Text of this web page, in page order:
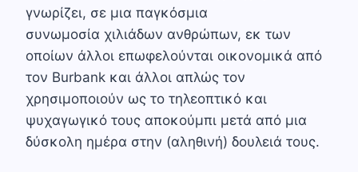
γνωρίζει, σε μια παγκόσμια
συνωμοσία χιλιάδων ανθρώπων, εκ των
οποίων άλλοι επωφελούνται οικονομικά από
τον Burbank και άλλοι απλώς τον
χρησιμοποιούν ως το τηλεοπτικό και
ψυχαγωγικό τους αποκούμπι μετά από μια
δύσκολη ημέρα στην (αληθινή) δουλειά τους.